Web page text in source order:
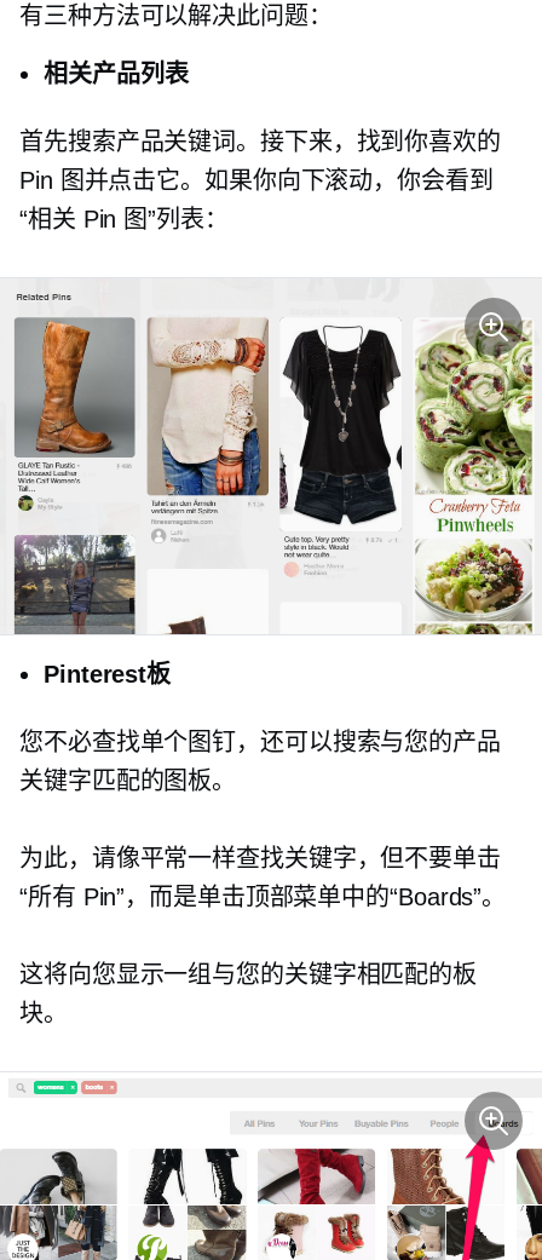
有三种方法可以解决此问题：
相关产品列表
首先搜索产品关键词。接下来，找到你喜欢的
Pin 图并点击它。如果你向下滚动，你会看到
“相关 Pin 图”列表：
Pinterest板
您不必查找单个图钉，还可以搜索与您的产品
关键字匹配的图板。
为此，请像平常一样查找关键字，但不要单击
“所有 Pin”，而是单击顶部菜单中的“Boards”。
这将向您显示一组与您的关键字相匹配的板
块。